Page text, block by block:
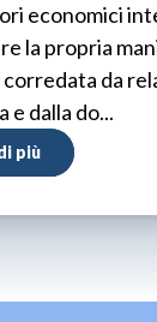
economici
la propria
da
e dalla do...
più